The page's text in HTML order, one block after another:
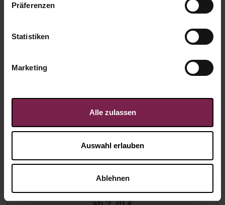
Präferenzen
Statistiken
Marketing
Alle zulassen
Auswahl erlauben
Ablehnen
Karte: Flying Santa
Artikel-Nr.:WP608